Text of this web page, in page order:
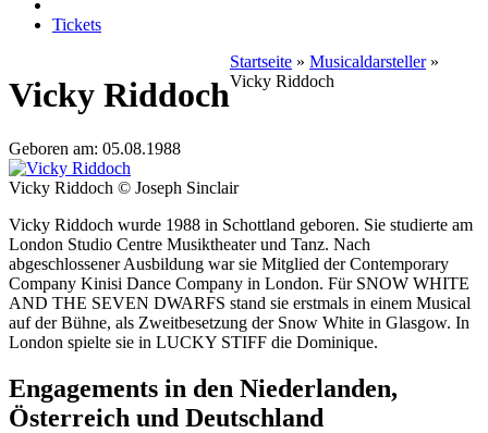
Tickets
Vicky Riddoch
Geboren am: 05.08.1988
Startseite » Musicaldarsteller»
Vicky Riddoch
Vicky Riddoch © Joseph Sinclair
Vicky Riddoch wurde 1988 in Schottland geboren. Sie studierte am
London Studio Centre Musiktheater und Tanz. Nach
abgeschlossener Ausbildung war sie Mitglied der Contemporary
Company Kinisi Dance Company in London. Für SNOW WHITE
AND THE SEVEN DWARFS stand sie erstmals in einem Musical
auf der Bühne, als Zweitbesetzung der Snow White in Glasgow. In
London spielte sie in LUCKY STIFF die Dominique.
Engagements in den Niederlanden,
Österreich und Deutschland